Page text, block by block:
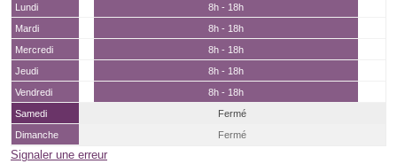
Lundi
8h - 18h
Mardi
8h - 18h
Mercredi
8h - 18h
Jeudi
8h - 18h
Vendredi
8h - 18h
Samedi
Fermé
Dimanche
Fermé
Signaler une erreur